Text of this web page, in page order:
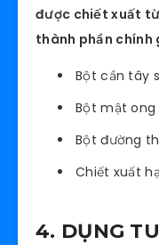
được chiết xuất
thành phần chính
Bột cần tây
Bột mật ong
Bột đường
Chiết xuất
4. DỤNG